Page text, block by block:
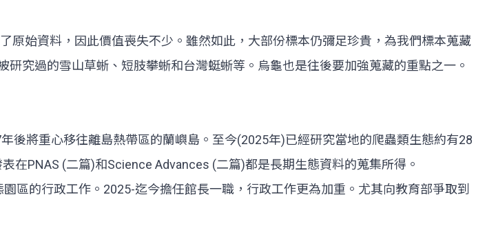
始資料，因此價值喪失不少。雖然如此，大部份標本仍彌足珍貴，為我們標本蒐藏
究過的雪山草蜥、短肢攀蜥和台灣蜓蜥等。烏龜也是往後要加強蒐藏的重點之一。
將重心移往離島熱帶區的蘭嶼島。至今(2025年)已經研究當地的爬蟲類生態約有28
PNAS (二篇)和Science Advances (二篇)都是長期生態資料的蒐集所得。
區的行政工作。2025-迄今擔任館長一職，行政工作更為加重。尤其向教育部爭取到